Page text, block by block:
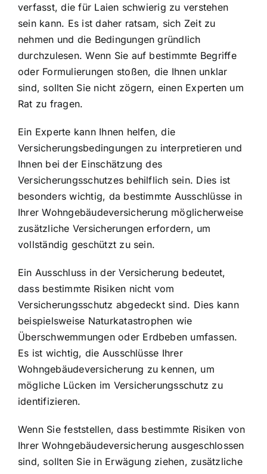
verfasst, die für Laien schwierig zu verstehen
sein kann. Es ist daher ratsam, sich Zeit zu
nehmen und die Bedingungen gründlich
durchzulesen. Wenn Sie auf bestimmte Begriffe
oder Formulierungen stoßen, die Ihnen unklar
sind, sollten Sie nicht zögern, einen Experten um
Rat zu fragen.
Ein Experte kann Ihnen helfen, die
Versicherungsbedingungen zu interpretieren und
Ihnen bei der Einschätzung des
Versicherungsschutzes behilflich sein. Dies ist
besonders wichtig, da bestimmte Ausschlüsse in
Ihrer Wohngebäudeversicherung möglicherweise
zusätzliche Versicherungen erfordern, um
vollständig geschützt zu sein.
Ein Ausschluss in der Versicherung bedeutet,
dass bestimmte Risiken nicht vom
Versicherungsschutz abgedeckt sind. Dies kann
beispielsweise Naturkatastrophen wie
Überschwemmungen oder Erdbeben umfassen.
Es ist wichtig, die Ausschlüsse Ihrer
Wohngebäudeversicherung zu kennen, um
mögliche Lücken im Versicherungsschutz zu
identifizieren.
Wenn Sie feststellen, dass bestimmte Risiken von
Ihrer Wohngebäudeversicherung ausgeschlossen
sind, sollten Sie in Erwägung ziehen, zusätzliche